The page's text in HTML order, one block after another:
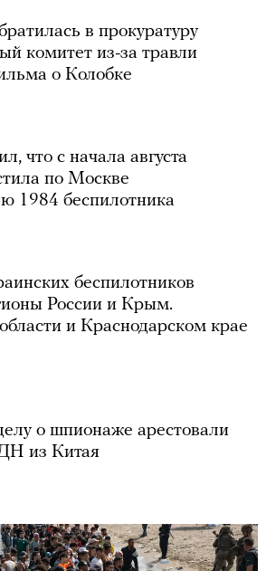
в прокуратуру
комитет из-за травли
о Колобке
что с начала августа
по Москве
1984 беспилотника
беспилотников
России и Крым.
и Краснодарском крае
о шпионаже арестовали
из Китая